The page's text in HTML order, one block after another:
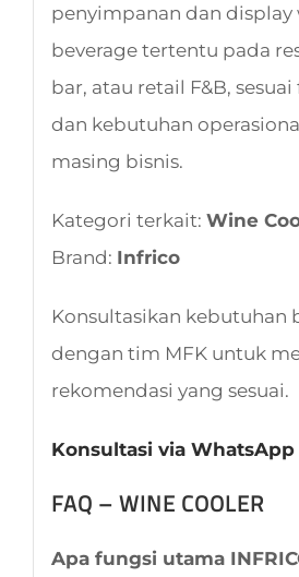
penyimpanan dan display
beverage tertentu pada
bar, atau retail F&B,
dan kebutuhan
masing bisnis.
Kategori terkait: Wine
Brand: Infrico
Konsultasikan kebutuhan
dengan tim MFK untuk
rekomendasi yang sesuai.
Konsultasi via WhatsApp
FAQ – WINE COOLER
Apa fungsi utama